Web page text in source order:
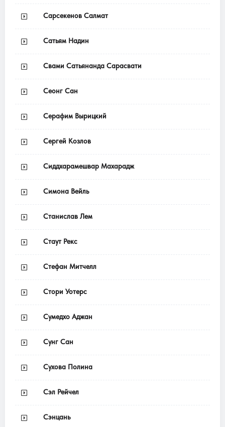
Сарсекенов Салмат
Сатьям Надин
Свами Сатьянанда Сарасвати
Сеонг Сан
Серафим Вырицкий
Сергей Козлов
Сиддхарамешвар Махарадж
Симона Вейль
Станислав Лем
Стаут Рекс
Стефан Митчелл
Стори Уотерс
Сумедхо Аджан
Сунг Сан
Сухова Полина
Сэл Рейчел
Сэнцань